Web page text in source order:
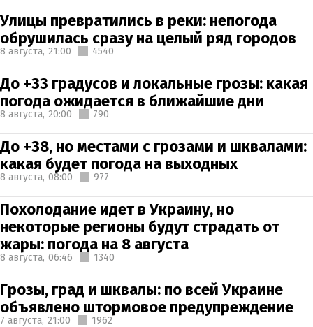
Улицы превратились в реки: непогода
обрушилась сразу на целый ряд городов
8 августа, 21:00 4540
До +33 градусов и локальные грозы: какая
погода ожидается в ближайшие дни
8 августа, 20:00 790
До +38, но местами с грозами и шквалами:
какая будет погода на выходных
8 августа, 08:00 977
Похолодание идет в Украину, но
некоторые регионы будут страдать от
жары: погода на 8 августа
8 августа, 06:46 1340
Грозы, град и шквалы: по всей Украине
объявлено штормовое предупреждение
7 августа, 21:00 1962